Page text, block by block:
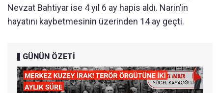
Nevzat Bahtiyar ise 4 yıl 6 ay hapis aldı. Narin’in
hayatını kaybetmesinin üzerinden 14 ay geçti.
GÜNÜN ÖZETİ